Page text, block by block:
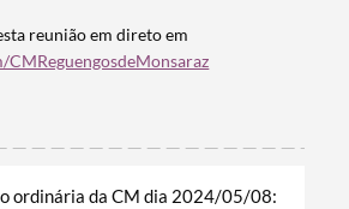
reunião em direto em
ordinária da CM dia 2024/05/08: